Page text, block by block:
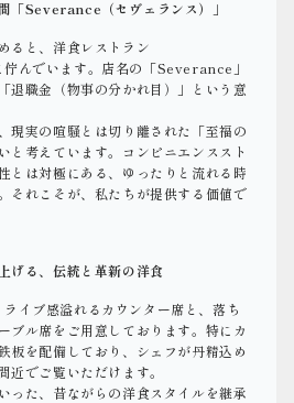
「Severance（セヴェランス）」
ると、洋食レストラン
んでいます。店名の「Severance」
退職金（物事の分かれ目）」という意
現実の喧騒とは切り離された「至福の
と考えています。コンビニエンススト
とは対極にある、ゆったりと流れる時
それこそが、私たちが提供する価値で
げる、伝統と革新の洋食
イブ感溢れるカウンター席と、落ち
ブル席をご用意しております。特にカ
板を配備しており、シェフが丹精込め
近でご覧いただけます。
った、昔ながらの洋食スタイルを継承